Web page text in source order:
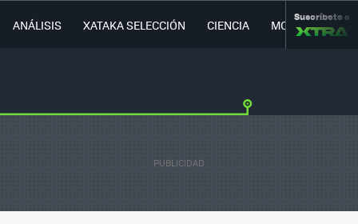
ANÁLISIS XATAKA SELECCIÓN CIENCIA MOVILIDAD
Suscríbete a